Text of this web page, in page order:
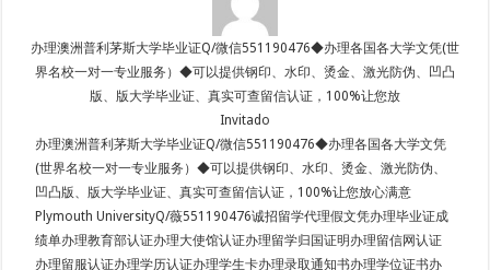
办理澳洲普利茅斯大学毕业证Q/微信551190476◆办理各国各大学文凭(世
界名校一对一专业服务）◆可以提供钢印、水印、烫金、激光防伪、凹凸
版、版大学毕业证、真实可查留信认证，100%让您放
Invitado
办理澳洲普利茅斯大学毕业证Q/微信551190476◆办理各国各大学文凭
(世界名校一对一专业服务）◆可以提供钢印、水印、烫金、激光防伪、
凹凸版、版大学毕业证、真实可查留信认证，100%让您放心满意
Plymouth UniversityQ/薇551190476诚招留学代理假文凭办理毕业证成
绩单办理教育部认证办理大使馆认证办理留学归国证明办理留信网认证
办理留服认证办理学历认证办理学生卡办理录取通知书办理学位证书办